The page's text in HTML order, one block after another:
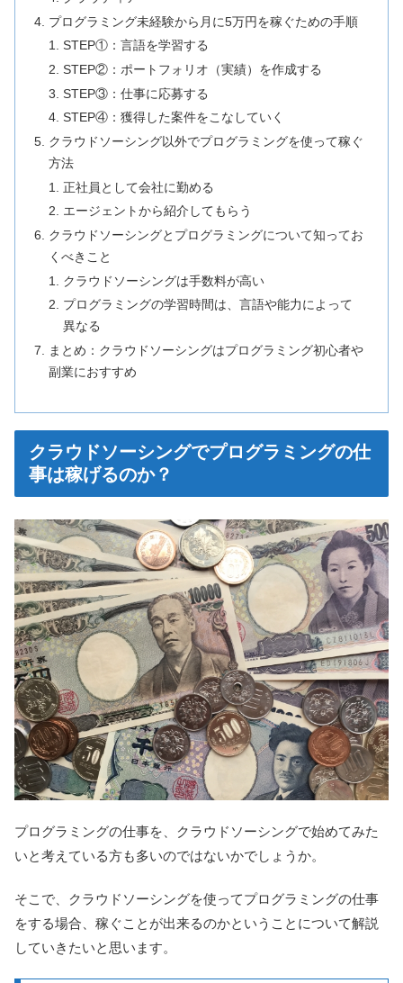
プログラミング未経験から月に5万円を稼ぐための手順
STEP①：言語を学習する
STEP②：ポートフォリオ（実績）を作成する
STEP③：仕事に応募する
STEP④：獲得した案件をこなしていく
クラウドソーシング以外でプログラミングを使って稼ぐ
方法
正社員として会社に勤める
エージェントから紹介してもらう
クラウドソーシングとプログラミングについて知ってお
くべきこと
クラウドソーシングは手数料が高い
プログラミングの学習時間は、言語や能力によって
異なる
まとめ：クラウドソーシングはプログラミング初心者や
副業におすすめ
クラウドソーシングでプログラミングの仕
事は稼げるのか？
プログラミングの仕事を、クラウドソーシングで始めてみた
いと考えている方も多いのではないかでしょうか。
そこで、クラウドソーシングを使ってプログラミングの仕事
をする場合、稼ぐことが出来るのかということについて解説
していきたいと思います。